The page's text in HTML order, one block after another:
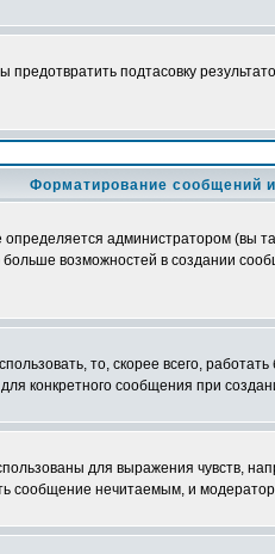
предотвратить подтасовку
Форматирование сообщений
администратором (вы
возможностей в создании
то, скорее всего,
конкретного сообщения при
для выражения чувств,
сообщение нечитаемым, и